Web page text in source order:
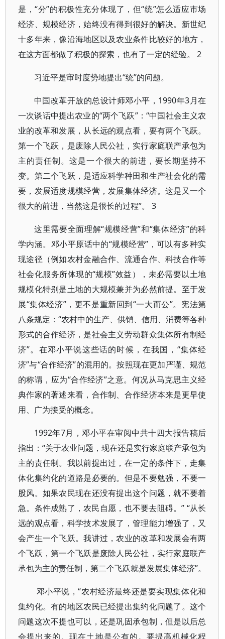
是，“分”的积极性充分体现了，但“统”怎么适应市场
经济、规模经济，始终没有得到很好的解决。新世纪
十多年来，像沿海地区以及农业条件比较好的地方，
在这方面都做了积极的探索，也有了一定的经验。 2
习近平是审时度势地提出“统”的问题。
中国改革开放的总设计师邓小平，1990年3月在
一次谈话中提出农业的“两个飞跃”：“中国社会主义农
业的改革和发展，从长远的观点看，要有两个飞跃。
第一个飞跃，是废除人民公社，实行家庭联产承包为
主的责任制。这是一个很大的前进，要长期坚持不
变。第二个飞跃，是适应科学种田和生产社会化的需
要，发展适度规模经营，发展集体经济。这是又一个
很大的前进，当然这是很长的过程”。 3
这里需要全面理解“规模经营”和“集体经济”的科
学内涵。邓小平原话中的“规模经营”，可以有多种实
现途径（例如农村金融合作、流通合作、科技合作等
社会化服务所体现的“规模”效益），未必需要以土地
规模化特别是土地的大规模兼并为必然前提。至于发
展“集体经济”，更不是重新回到“一大而公”。宪法第
八条规定：“农村中的生产、供销、信用、消费等各种
形式的合作经济，是社会主义劳动群众集体所有制经
济”。在邓小平说这些话的时候，在我国，“集体经
济”与“合作经济”的混用的。按照现在更加严谨、规范
的称谓，应为“合作经济”之意。何况从马克思主义经
典作家的著述来看，合作制、合作经济本来是更早使
用、广为接受的概念。
1992年7月，邓小平在审阅中共十四大报告稿后
指出：“关于农业问题，现在还是实行家庭联产承包为
主的责任制。我以前提出过，在一定的条件下，走集
体化集约化的道路是必要的。但是不要勉强，不要一
股风。如果农民现在还没有提出这个问题，就不要着
急。条件成熟了，农民自愿，也不要去阻碍。” “从长
远的观点看，科学技术发展了，管理能力增强了，又
会产生一个飞跃。我讲过，农业的改革和发展会有两
个飞跃，第一个飞跃是废除人民公社，实行家庭联产
承包为主的责任制，第二个飞跃就是发展集体经济”。
邓小平说，“农村经济最终还是要实现集体化和
集约化。有的地区农民已经提出集约化问题了。这个
问题这次不提也可以，还是巩固承包制，但是以后总
会提出来的。现在土地是公有的。要提高机械化程